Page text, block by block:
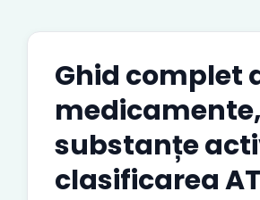
Ghid complet
medicamente,
substanțe
clasificarea